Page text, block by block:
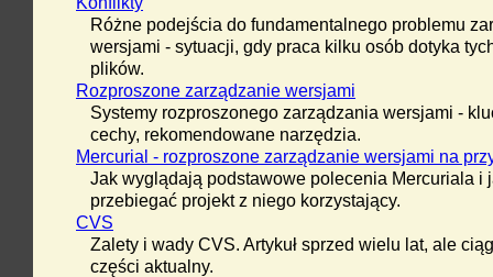
Różne podejścia do fundamentalnego problemu
wersjami - sytuacji, gdy praca kilku osób dotyka
plików.
Rozproszone zarządzanie wersjami
Systemy rozproszonego zarządzania wersjami -
cechy, rekomendowane narzędzia.
Mercurial - rozproszone zarządzanie wersjami na
Jak wyglądają podstawowe polecenia Mercuriala i
przebiegać projekt z niego korzystający.
CVS
Zalety i wady CVS. Artykuł sprzed wielu lat, ale
części aktualny.